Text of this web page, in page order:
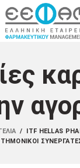
/
ITF HELLAS